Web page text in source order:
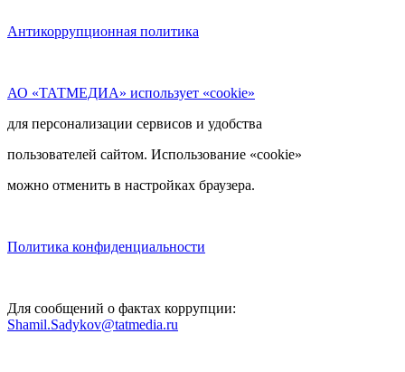
Антикоррупционная политика
АО «ТАТМЕДИА» использует «cookie»
для персонализации сервисов и удобства
пользователей сайтом. Использование «cookie»
можно отменить в настройках браузера.
Политика конфиденциальности
Для сообщений о фактах коррупции:
Shamil.Sadykov@tatmedia.ru